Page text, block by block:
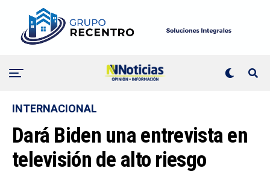
INTERNACIONAL
Dará Biden una entrevista en
televisión de alto riesgo